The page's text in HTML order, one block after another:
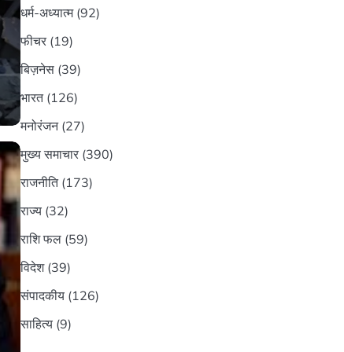
धर्म-अध्यात्म(92)
फीचर(19)
बिज़नेस(39)
भारत(126)
मनोरंजन(27)
मुख्य समाचार(390)
राजनीति(173)
राज्य(32)
राशि फल(59)
विदेश(39)
संपादकीय(126)
साहित्य(9)